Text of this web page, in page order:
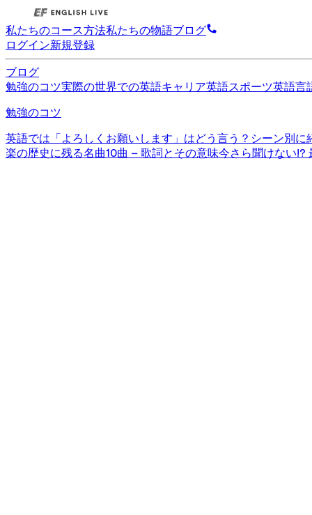
私たちのコース方法私たちの物語ブログ
ログイン新規登録
ブログ
勉強のコツ実際の世界での英語キャリア英語スポーツ英語言
勉強のコツ
英語では「よろしくお願いします」はどう言う？シーン別に
楽の歴史に残る名曲10曲 – 歌詞とその意味今さら聞けない!?